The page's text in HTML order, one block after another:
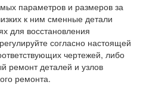
параметров и размеров за
к ним сменные детали
для восстановления
согласно настоящей
чертежей, либо
ремонт деталей и узлов
ремонта.